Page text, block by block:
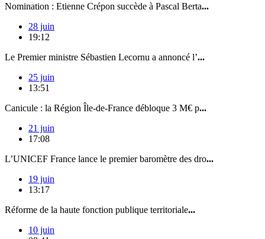
Nomination : Etienne Crépon succède à Pascal Berta...
28 juin
19:12
Le Premier ministre Sébastien Lecornu a annoncé l’...
25 juin
13:51
Canicule : la Région Île-de-France débloque 3 M€ p...
21 juin
17:08
L’UNICEF France lance le premier baromètre des dro...
19 juin
13:17
Réforme de la haute fonction publique territoriale...
10 juin